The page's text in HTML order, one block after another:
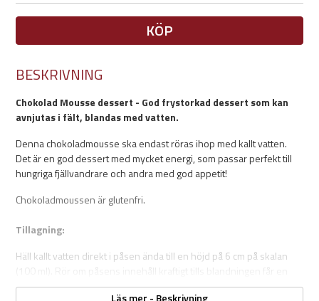
KÖP
BESKRIVNING
Chokolad Mousse dessert - God frystorkad dessert som kan
avnjutas i fält, blandas med vatten.
Denna chokoladmousse ska endast röras ihop med kallt vatten.
Det är en god dessert med mycket energi, som passar perfekt till
hungriga fjällvandrare och andra med god appetit!
Chokoladmoussen är glutenfri.
Tillagning:
Häll kallt vatten direkt i påsen ända till en höjd på 6 cm på skalan
fastare konsistens. Tillsätt mer vatten vid behov.
Läs mer - Beskrivning